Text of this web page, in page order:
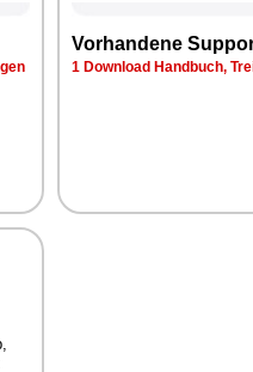
Vor­han­de­ne
1 Down­load Hand­buch,